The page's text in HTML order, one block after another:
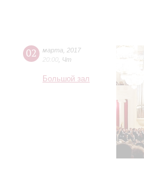
02 марта
2017
20:00 Чт
Большой зал